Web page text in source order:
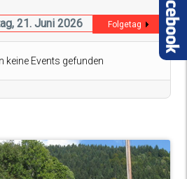
21. Juni 2026 Folgetag
keine Events gefunden